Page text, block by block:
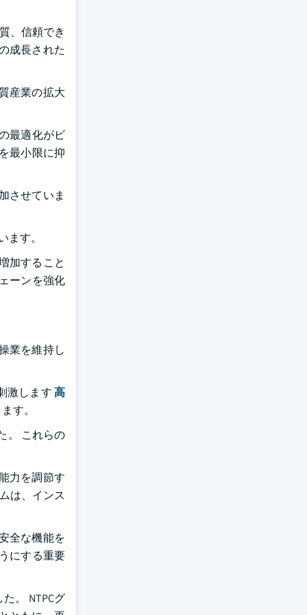
、信頼でき
成長された
産業の拡大
最適化がビ
最小限に抑
させていま
す。
加すること
ーンを強化
業を維持し
激します高
す。
。 これらの
力を調節す
は、インス
全な機能を
にする重要
。 NTPCグ